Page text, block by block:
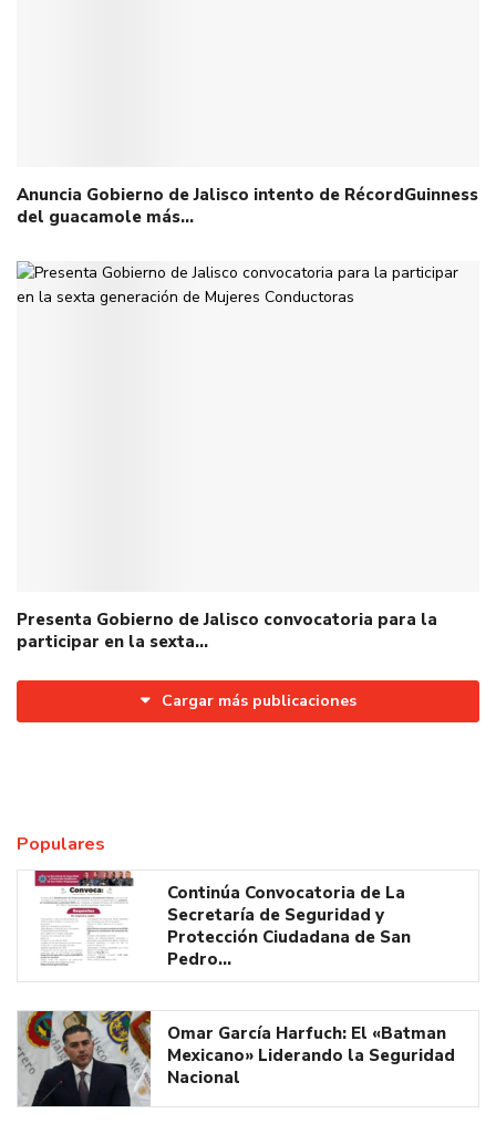
Anuncia Gobierno de Jalisco intento de RécordGuinness
del guacamole más…
Presenta Gobierno de Jalisco convocatoria para la
participar en la sexta…
Cargar más publicaciones
Populares
Continúa Convocatoria de La
Secretaría de Seguridad y
Protección Ciudadana de San
Pedro…
Omar García Harfuch: El «Batman
Mexicano» Liderando la Seguridad
Nacional